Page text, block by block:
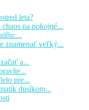
leta?
na pokojné...
znamenať veľký...
a...
pre...
dusíkom...